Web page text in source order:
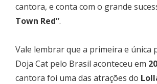
cantora, e conta com o grande
Town Red”.
Vale lembrar que a primeira e única
Doja Cat pelo Brasil aconteceu em
cantora foi uma das atrações do